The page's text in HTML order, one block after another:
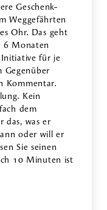
Geschenk-
Weggefährten
Ohr. Das geht
6 Monaten
Initiative für je
Gegenüber
Kommentar.
Kein
dem
das, was er
oder will er
Sie seinen
10 Minuten ist